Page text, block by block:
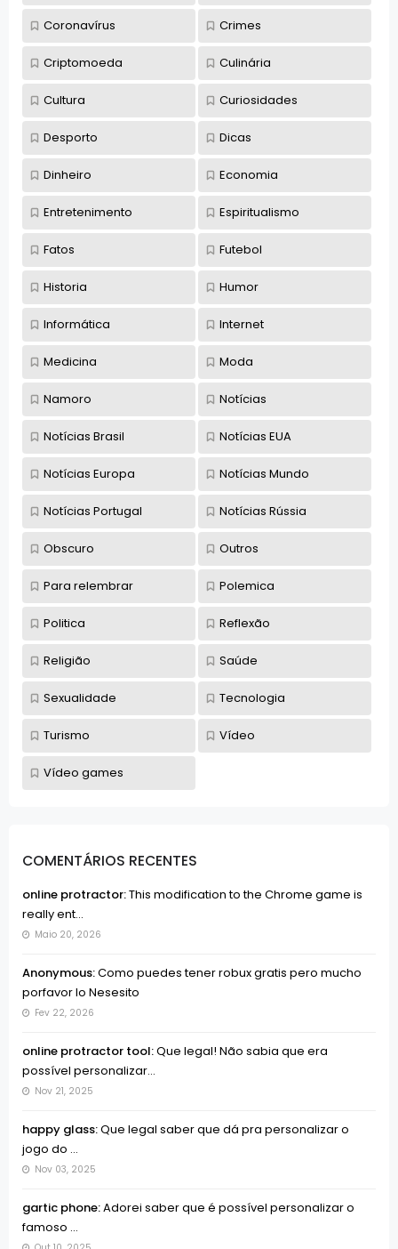
COMENTÁRIOS RECENTES
online protractor:This modification to the Chrome game is
really ent...
Maio 20, 2026
Anonymous:Como puedes tener robux gratis pero mucho
porfavor lo Nesesito
Fev 22, 2026
online protractor tool:Que legal! Não sabia que era
possível personalizar...
Nov 21, 2025
happy glass:Que legal saber que dá pra personalizar o
jogo do ...
Nov 03, 2025
gartic phone:Adorei saber que é possível personalizar o
famoso ...
Coronavírus Crimes
Criptomoeda Culinária
Cultura Curiosidades
Desporto Dicas
Dinheiro Economia
Entretenimento Espiritualismo
Fatos Futebol
Historia Humor
Informática Internet
Medicina Moda
Namoro Notícias
Notícias Brasil Notícias EUA
Notícias Europa Notícias Mundo
Notícias Portugal Notícias Rússia
Obscuro Outros
Para relembrar Polemica
Politica Reflexão
Religião Saúde
Sexualidade Tecnologia
Turismo Vídeo
Vídeo games